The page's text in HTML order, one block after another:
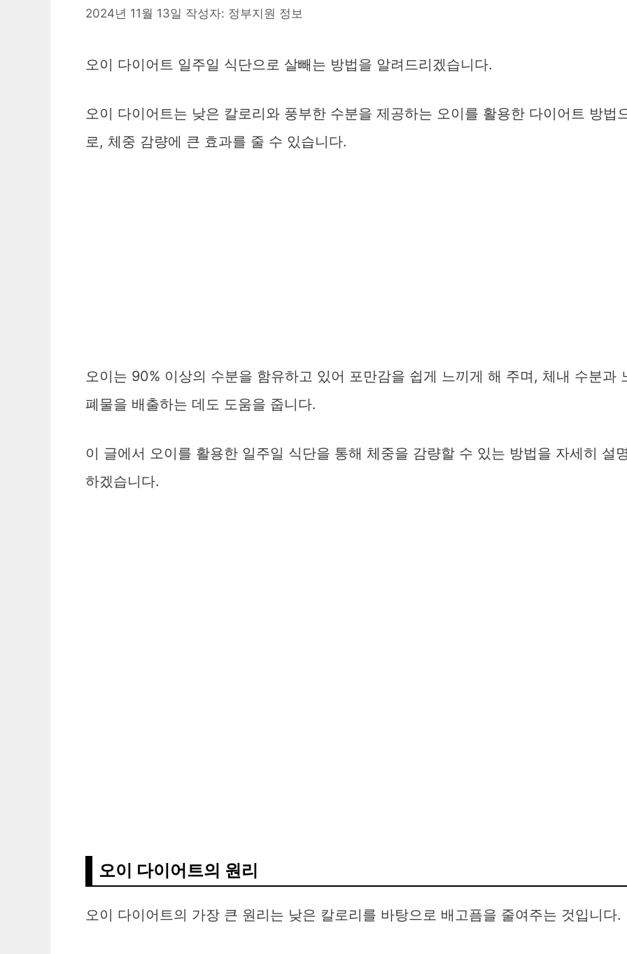
2024년 11월 13일 작성자: 정부지원 정보
오이 다이어트 일주일 식단으로 살빼는 방법을 알려드리겠습니다.
오이 다이어트는 낮은 칼로리와 풍부한 수분을 제공하는 오이를 활용한 다이어트 방법
로, 체중 감량에 큰 효과를 줄 수 있습니다.
오이는 90% 이상의 수분을 함유하고 있어 포만감을 쉽게 느끼게 해 주며, 체내 수분과
폐물을 배출하는 데도 도움을 줍니다.
이 글에서 오이를 활용한 일주일 식단을 통해 체중을 감량할 수 있는 방법을 자세히 설
하겠습니다.
오이 다이어트의 원리
오이 다이어트의 가장 큰 원리는 낮은 칼로리를 바탕으로 배고픔을 줄여주는 것입니다.